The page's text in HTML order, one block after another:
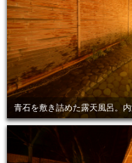
青石を敷き詰めた露天風呂。